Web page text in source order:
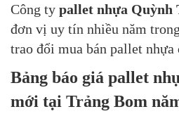
Công ty pallet nhựa Quỳnh
đơn vị uy tín nhiều năm
trao đổi mua bán pallet
Bảng báo giá pallet
mới tại Trảng Bom